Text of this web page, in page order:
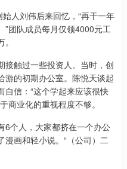
人刘伟后来回忆，“再干一年
”团队成员每月仅领4000元工
接触过一些投资人。当时，创
游的初期办公室。陈悦天谈起
自信：“这个学起来应该很快
商业化的重视程度不够。
6个人，大家都挤在一个办公
漫画和轻小说。“（公司）二